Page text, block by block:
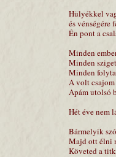
Hülyékkel
és
Én pont a
Minden
Minden
Minden
A volt csajom
Apám utolsó
Hét éve nem
Bármelyik
Majd ott élni
Követed a